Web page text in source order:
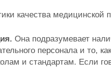
качества медицинской
Она подразумевает
персонала и то,
и стандартам. Если